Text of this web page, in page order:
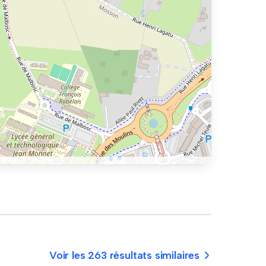
Voir les 263 résultats similaires